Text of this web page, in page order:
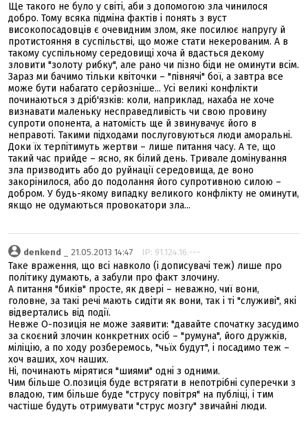
Ще такого не було у світі, аби з допомогою зла чинилося
добро. Тому всяка підміна фактів і понять з вуст
високопосадовців є очевидним злом, яке посилює напругу й
протистояння в суспільстві, що може стати некерованим. А в
такому суспільному середовищі хоча й вдасться декому
зловити "золоту рибку", але рано чи пізно біди не оминути всім.
Зараз ми бачимо тільки квіточки – "півнячі" бої, а завтра все
може бути набагато серйозніше... Усі великі конфлікти
починаються з дріб'язків: коли, наприклад, нахаба не хоче
визнавати маленьку несправедливість чи свою провину
супроти опонента, а натомість ще й звинувачує його в
неправоті. Такими підходами послуговуються люди аморальні.
Доки їх терпітимуть жертви – лише питання часу. А те, що
такий час прийде – ясно, як білий день. Тривале домінування
зла призводить або до руйнації середовища, де воно
закорінилося, або до подолання його супротивною силою –
добром. У будь-якому випадку великого конфлікту не оминути,
якщо не одумаються провокатори зла...
denkend _ 21.05.2013 14:47 IP: 91.124.16.---
Таке враження, що всі навколо (і дописувачі теж) лише про
політику думають, а забули про факт злочину.
А питання "биків" просте, як двері – неважно, чиї вони,
головне, за такі речі мають сидіти як вони, так і ті "служиві", які
відвертались від події.
Невже О-позиція не може заявити: "давайте спочатку засудимо
за скоєний злочин конкретних осіб – "румуна", його дружків,
міліцію, а по ходу розберемось, "чьїх будут", і посадимо теж –
хоч ваших, хоч наших.
Ні, починають мірятися "шиями" одні з одними.
Чим більше О.позиція буде встрягати в непотрібні суперечки з
владою, тим більше буде "струсу повітря" на публіці, і тим
частіше будуть отримувати "струс мозгу" звичайні люди.